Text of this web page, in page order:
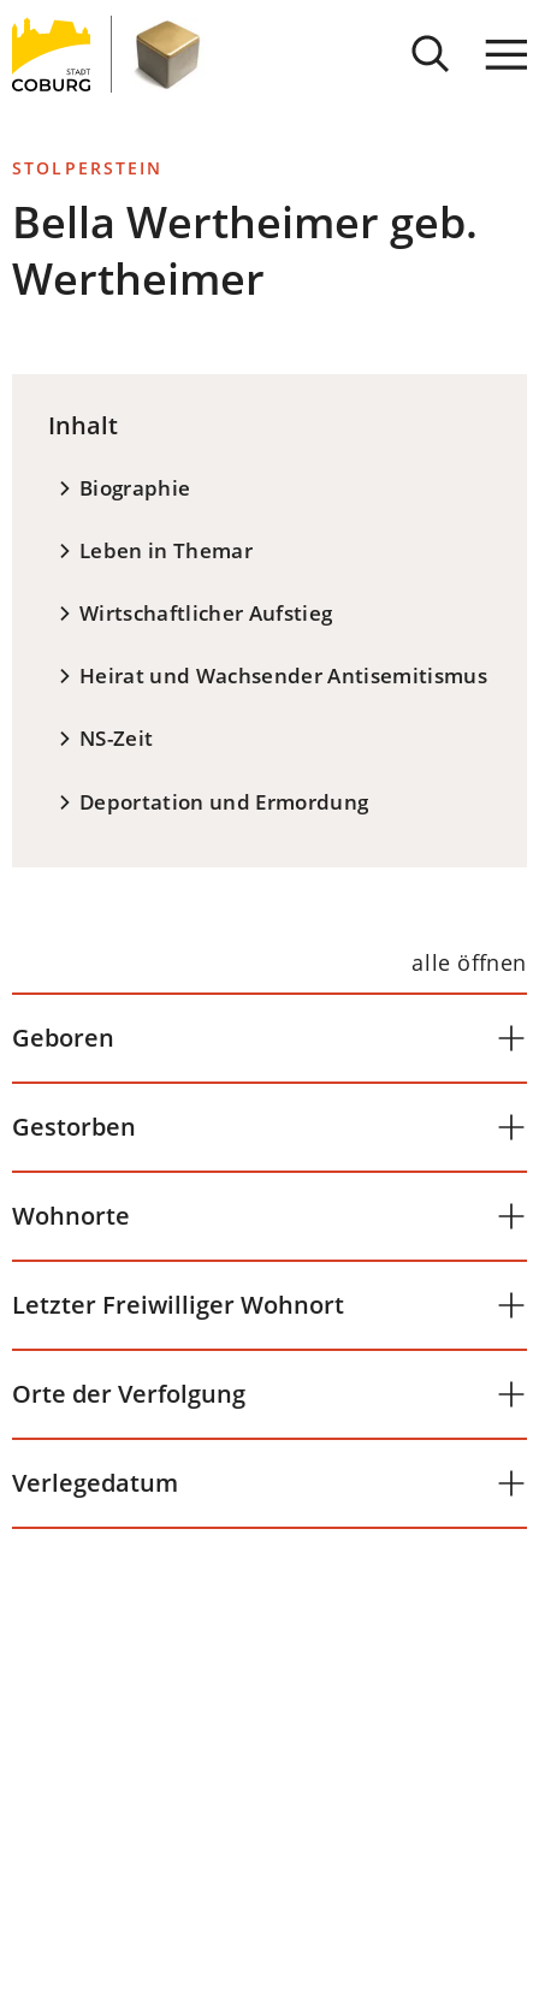
INHALT ANSPRINGEN
Stadt
Coburg
STOLPERSTEIN
Bella Wertheimer geb.
Wertheimer
Inhalt
Biographie
Leben in Themar
Wirtschaftlicher Aufstieg
Heirat und Wachsender Antisemitismus
NS-Zeit
Deportation und Ermordung
alle öffnen
Geboren
Gestorben
Wohnorte
Letzter Freiwilliger Wohnort
Orte der Verfolgung
Verlegedatum